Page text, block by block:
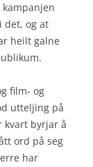
det, og at
heilt galne
film- og
utteljing på
kvart byrjar å
ord på seg
har